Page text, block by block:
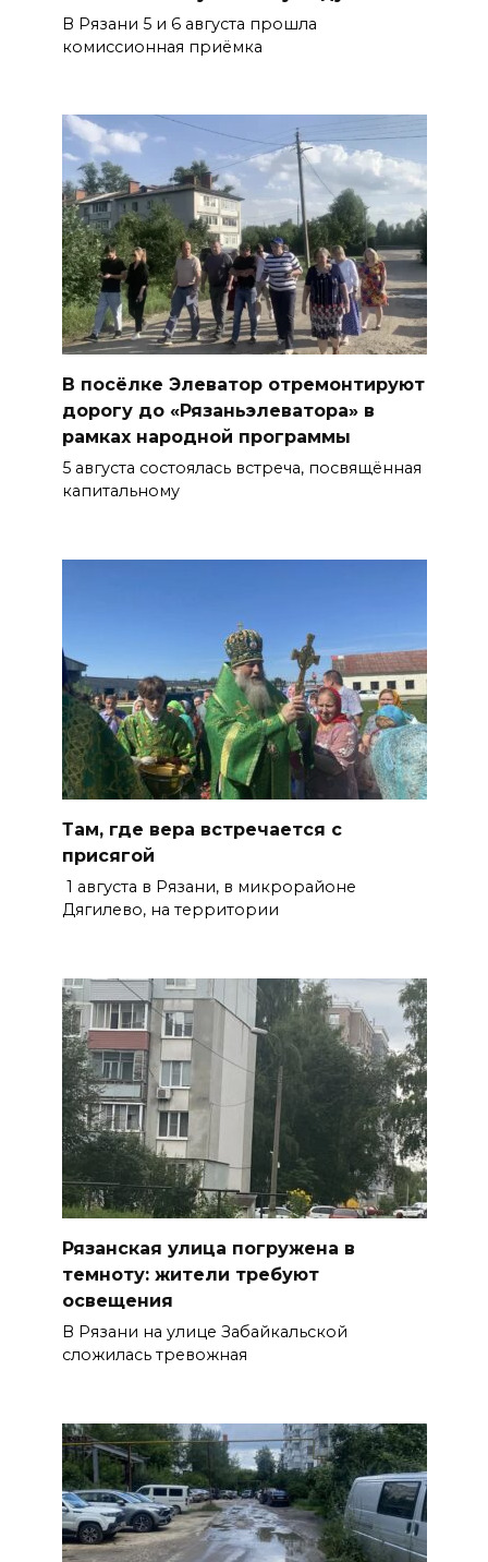
В Рязани 5 и 6 августа прошла
комиссионная приёмка
В посёлке Элеватор отремонтируют
дорогу до «Рязаньэлеватора» в
рамках народной программы
5 августа состоялась встреча, посвящённая
капитальному
Там, где вера встречается с
присягой
1 августа в Рязани, в микрорайоне
Дягилево, на территории
Рязанская улица погружена в
темноту: жители требуют
освещения
В Рязани на улице Забайкальской
сложилась тревожная